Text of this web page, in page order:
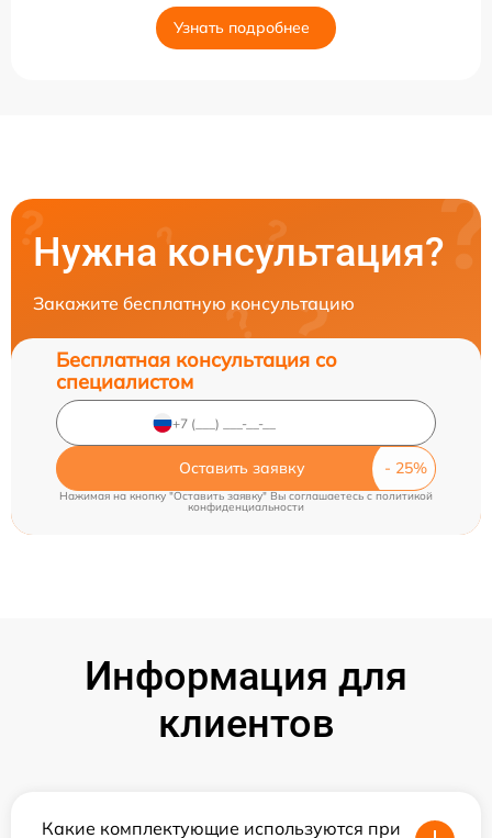
Узнать подробнее
Нужна консультация?
Закажите бесплатную консультацию
Бесплатная консультация со
специалистом
Оставить заявку
Нажимая на кнопку "Оставить заявку" Вы соглашаетесь cполитикой
конфиденциальности
Информация для
клиентов
Какие комплектующие используются при